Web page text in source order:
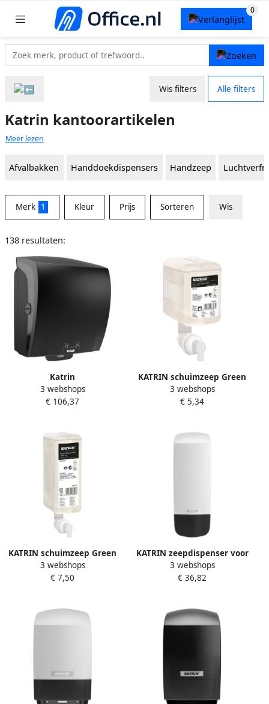
Wis filters Alle filters
Katrin kantoorartikelen
Meer lezen
Afvalbakken Handdoekdispensers Handzeep
Merk 1 Kleur Prijs Sorteren Wis
138 resultaten:
Katrin
Handdoekroldispenser
systeemrol zwart 82070
3 webshops
€ 106,37
KATRIN schuimzeep Green
86481 flacon van 500 ml
3 webshops
€ 5,34
KATRIN schuimzeep Green
86450 flacon van 1000 ml
3 webshops
€ 7,50
KATRIN zeepdispenser voor
1L zeepvullingen
3 webshops
€ 36,82